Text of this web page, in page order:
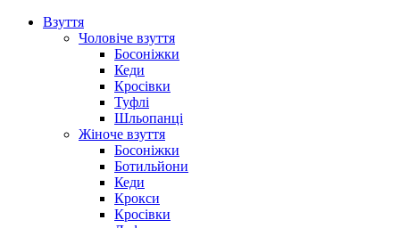
Взуття
Чоловіче взуття
Босоніжки
Кеди
Кросівки
Туфлі
Шльопанці
Жіноче взуття
Босоніжки
Ботильйони
Кеди
Крокси
Кросівки